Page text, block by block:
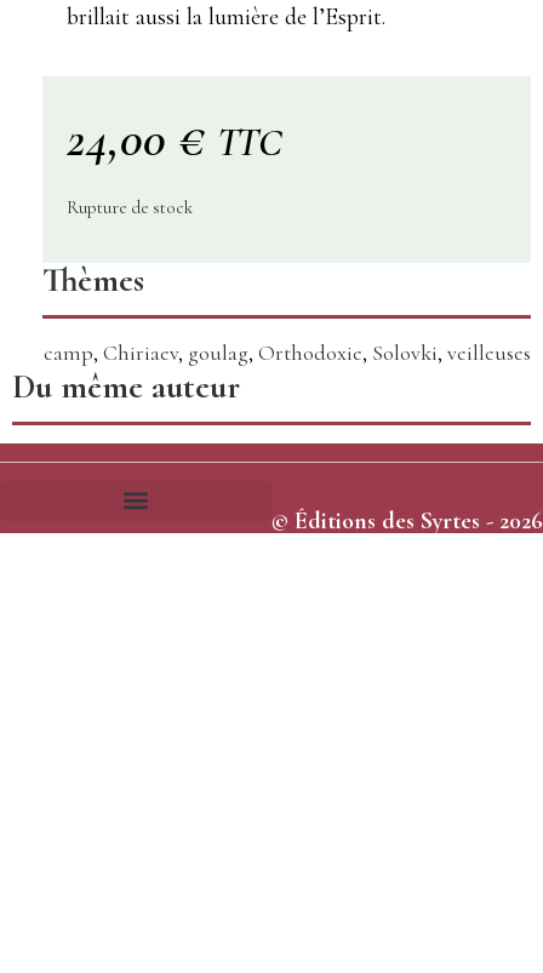
brillait aussi la lumière de l’Esprit.
24,00 € TTC
Rupture de stock
Thèmes
camp, Chiriaev, goulag, Orthodoxie, Solovki, veilleuses
Du même auteur
© Éditions des Syrtes - 2026